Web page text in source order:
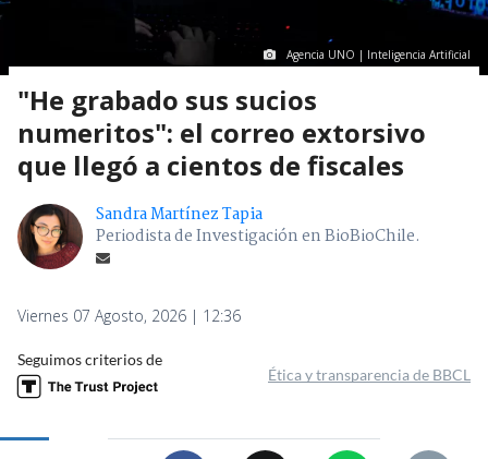
Agencia UNO | Inteligencia Artificial
"He grabado sus sucios
numeritos": el correo extorsivo
que llegó a cientos de fiscales
Sandra Martínez Tapia
Periodista de Investigación en BioBioChile.
Viernes 07 Agosto, 2026 | 12:36
Seguimos criterios de
Ética y transparencia de BBCL